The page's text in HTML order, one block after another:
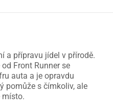
a přípravu jídel v přírodě.
Front Runner se
auta a je opravdu
pomůže s čímkoliv, ale
místo.